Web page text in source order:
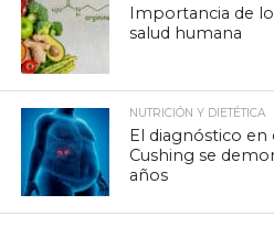
Importancia de
salud humana
NUTRICIÓN Y DIETÉTICA
El diagnóstico en
Cushing se
años